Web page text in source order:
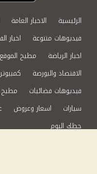
الرئيسية الاخبار العامة
فيديوهات متنوعة
اخبار
اخبار الرياضة
مطبخ الموقع
الاقتصاد والبورصة
فيديوهات فضائيات
سيارات
اسعار وعروض
حظك اليوم